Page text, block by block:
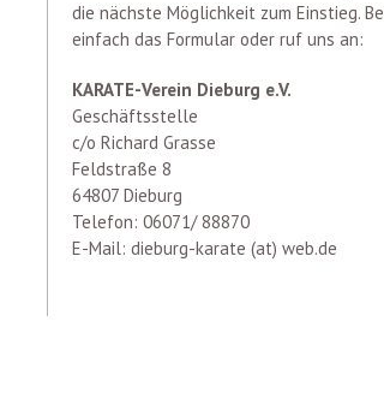
die nächste Möglichkeit zum Einstieg.
einfach das Formular oder ruf uns an:
KARATE-Verein Dieburg e.V.
Geschäftsstelle
c/o Richard Grasse
Feldstraße 8
64807 Dieburg
Telefon: 06071/ 88870
E-Mail: dieburg-karate (at) web.de